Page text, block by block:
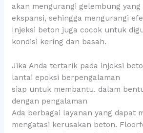
akan mengurangi gelembung yang
ekspansi, sehingga mengurangi
Injeksi beton juga cocok untuk
kondisi kering dan basah.
Jika Anda tertarik pada injeksi
lantai epoksi berpengalaman
siap untuk membantu. dalam
dengan pengalaman
Ada berbagai layanan yang dapat
mengatasi kerusakan beton.